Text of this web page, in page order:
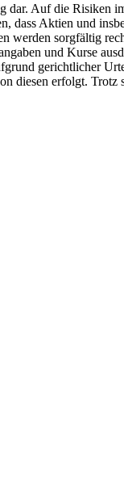
Auf die Risiken
dass Aktien und
werden sorgfältig
und Kurse
gerichtlicher
diesen erfolgt.